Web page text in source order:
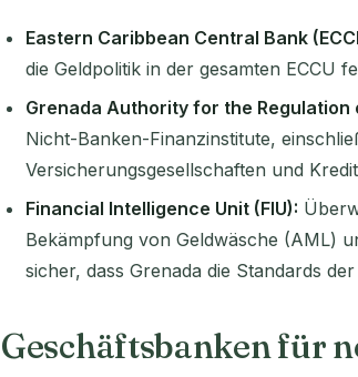
Eastern Caribbean Central Bank
die Geldpolitik in der gesamten ECCU
Grenada Authority for the Regulation
Nicht-Banken-Finanzinstitute,
Versicherungsgesellschaften und
Financial Intelligence Unit (FIU):
Bekämpfung von Geldwäsche (AML)
sicher, dass Grenada die Standards der
Geschäftsbanken für